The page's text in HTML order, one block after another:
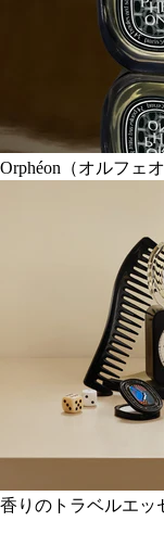
Orphéon（オルフェオ
香りのトラベルエッ